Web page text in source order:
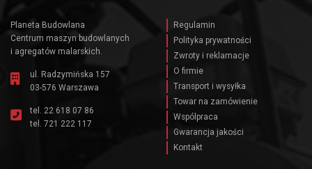
Planeta Budowlana
Centrum maszyn budowlanych
i agregatów malarskich.
ul. Radzymińska 157
03-576 Warszawa
tel. 22 618 07 86
tel. 721 222 117
Regulamin
Polityka prywatności
Zwroty i reklamacje
O firmie
Transport i wysyłka
Towar na zamówienie
Wspólpraca
Gwarancja jakości
Kontakt